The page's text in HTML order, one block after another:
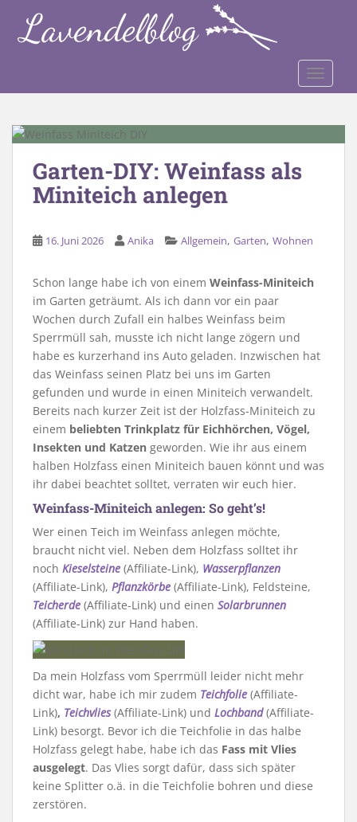
Garten-DIY: Weinfass als
Miniteich anlegen
16. Juni 2026 Anika Allgemein, Garten, Wohnen
Schon lange habe ich von einem Weinfass-Miniteich
im Garten geträumt. Als ich dann vor ein paar
Wochen durch Zufall ein halbes Weinfass beim
Sperrmüll sah, musste ich nicht lange zögern und
habe es kurzerhand ins Auto geladen. Inzwischen hat
das Weinfass seinen Platz bei uns im Garten
gefunden und wurde in einen Miniteich verwandelt.
Bereits nach kurzer Zeit ist der Holzfass-Miniteich zu
einem beliebten Trinkplatz für Eichhörchen, Vögel,
Insekten und Katzen geworden. Wie ihr aus einem
halben Holzfass einen Miniteich bauen könnt und was
ihr dabei beachtet solltet, verraten wir euch hier.
Weinfass-Miniteich anlegen: So geht’s!
Wer einen Teich im Weinfass anlegen möchte,
braucht nicht viel. Neben dem Holzfass solltet ihr
noch Kieselsteine (Affiliate-Link), Wasserpflanzen
(Affiliate-Link), Pflanzkörbe (Affiliate-Link), Feldsteine,
Teicherde (Affiliate-Link) und einen Solarbrunnen
(Affiliate-Link) zur Hand haben.
Da mein Holzfass vom Sperrmüll leider nicht mehr
dicht war, habe ich mir zudem Teichfolie (Affiliate-
Link), Teichvlies (Affiliate-Link) und Lochband(Affiliate-
Link) besorgt. Bevor ich die Teichfolie in das halbe
Holzfass gelegt habe, habe ich das Fass mit Vlies
ausgelegt. Das Vlies sorgt dafür, dass sich später
keine Splitter o.ä. in die Teichfolie bohren und diese
zerstören.